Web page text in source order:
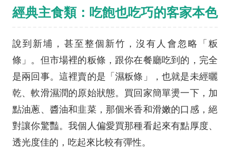
經典主食類：吃飽也吃巧的客家本色
說到新埔，甚至整個新竹，沒有人會忽略「粄
條」。但市場裡的粄條，跟你在餐廳吃到的，完全
是兩回事。這裡賣的是「濕粄條」，也就是未經曬
乾、軟滑濕潤的原始狀態。買回家簡單燙一下，加
點油蔥、醬油和韭菜，那個米香和滑嫩的口感，絕
對讓你驚豔。我個人偏愛買那種看起來有點厚度、
透光度佳的，吃起來比較有彈性。